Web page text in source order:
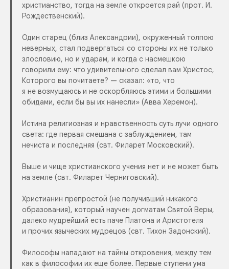
христианство, тогда на земле откроется рай (прот. И.
Рождественский).
Один старец (близ Александрии), окруженный толпою
неверных, стал подвергаться со стороны их не только
злословию, но и ударам, и когда с насмешкою
говорили ему: что удивительного сделал вам Христос,
Которого вы почитаете? — сказал: «то, что
я не возмущаюсь и не оскорбляюсь этими и большими
обидами, если бы вы их нанесли» (Авва Херемон).
Истина религиозная и нравственность суть лучи одного
света: где первая смешана с заблуждением, там
нечиста и последняя (свт. Филарет Московский).
Выше и чище христианского учения нет и не может быть
на земле (свт. Филарет Черниговский).
Христианин препростой (не получивший никакого
образования), который научен догматам Святой Веры,
далеко мудрейший есть паче Платона и Аристотеля
и прочих языческих мудрецов (свт. Тихон Задонский).
Философы нападают на тайны откровения, между тем
как в философии их еще более. Первые ступени ума